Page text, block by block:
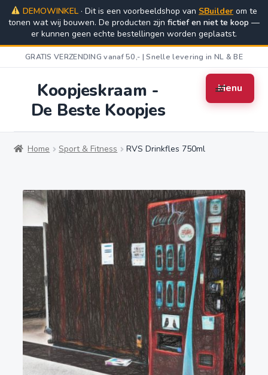
DEMOWINKEL· Dit is een voorbeeldshop van SBuilderom te
tonen wat wij bouwen. De producten zijn fictief en niet te koop —
er kunnen geen echte bestellingen worden geplaatst.
GRATIS VERZENDING vanaf 50,- | Snelle levering in NL & BE
Ga
door
naar
navigatie
Ga
naar
de
inhoud
Koopjeskraam -
De Beste Koopjes
Menu
Home Algemene Voorwaarden
Privacybeleid Retourbeleid Shop
Verzending & Levering
Home Sport & Fitness RVS Drinkfles 750ml